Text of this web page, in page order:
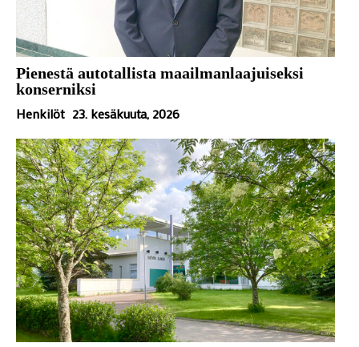
Pienestä autotallista maailmanlaajuiseksi
konserniksi
Henkilöt 23. kesäkuuta, 2026